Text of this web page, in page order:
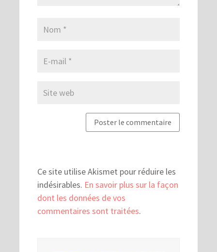
Ce site utilise Akismet pour réduire les
indésirables. En savoir plus sur la façon
dont les données de vos
commentaires sont traitées.